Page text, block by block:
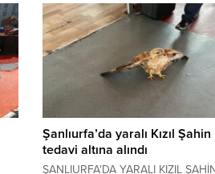
Şanlıurfa’da yaralı Kızıl Şahin
tedavi altına alındı
ŞANLIURFA'DA YARALI KIZIL